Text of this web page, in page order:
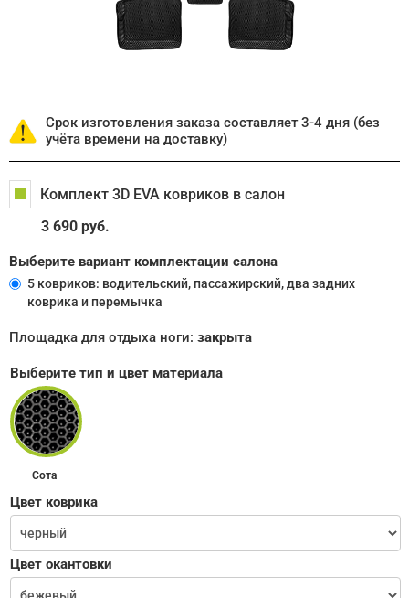
Срок изготовления заказа составляет 3-4 дня (без
учёта времени на доставку)
Комплект 3D EVA ковриков в салон
3 690 руб.
Выберите вариант комплектации салона
5 ковриков: водительский, пассажирский, два задних
коврика и перемычка
Площадка для отдыха ноги: закрыта
Выберите тип и цвет материала
Сота
Цвет коврика
Цвет окантовки